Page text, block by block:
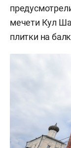
мечети Кул
плитки на